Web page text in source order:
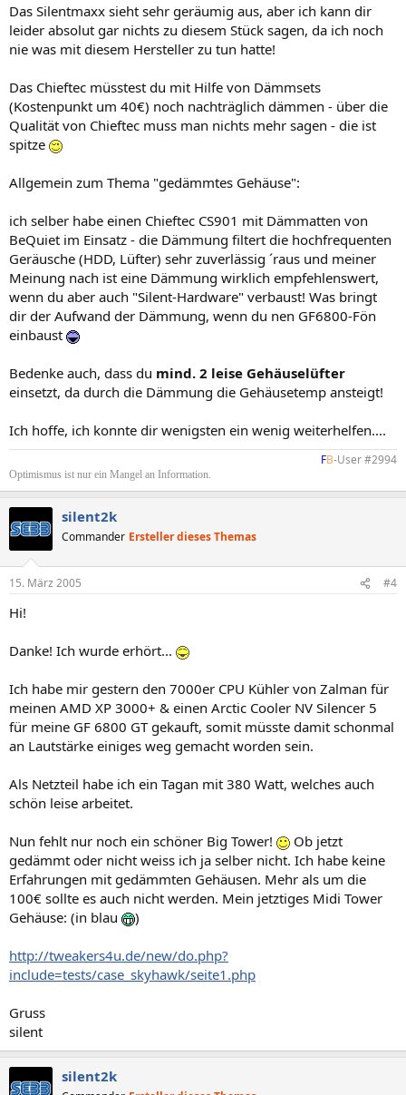
Das Silentmaxx sieht sehr geräumig aus, aber ich kann dir
leider absolut gar nichts zu diesem Stück sagen, da ich noch
nie was mit diesem Hersteller zu tun hatte!
Das Chieftec müsstest du mit Hilfe von Dämmsets
(Kostenpunkt um 40€) noch nachträglich dämmen - über die
Qualität von Chieftec muss man nichts mehr sagen - die ist
spitze
Allgemein zum Thema "gedämmtes Gehäuse":
ich selber habe einen Chieftec CS901 mit Dämmatten von
BeQuiet im Einsatz - die Dämmung filtert die hochfrequenten
Geräusche (HDD, Lüfter) sehr zuverlässig ´raus und meiner
Meinung nach ist eine Dämmung wirklich empfehlenswert,
wenn du aber auch "Silent-Hardware" verbaust! Was bringt
dir der Aufwand der Dämmung, wenn du nen GF6800-Fön
einbaust
Bedenke auch, dass du mind. 2 leise Gehäuselüfter
einsetzt, da durch die Dämmung die Gehäusetemp ansteigt!
Ich hoffe, ich konnte dir wenigsten ein wenig weiterhelfen....
FB-User #2994​
Optimismus ist nur ein Mangel an Information.
silent2k
Commander Ersteller dieses Themas
15. März 2005 #4
Hi!
Danke! Ich wurde erhört...
Ich habe mir gestern den 7000er CPU Kühler von Zalman für
meinen AMD XP 3000+ & einen Arctic Cooler NV Silencer 5
für meine GF 6800 GT gekauft, somit müsste damit schonmal
an Lautstärke einiges weg gemacht worden sein.
Als Netzteil habe ich ein Tagan mit 380 Watt, welches auch
schön leise arbeitet.
Nun fehlt nur noch ein schöner Big Tower!
Ob jetzt
gedämmt oder nicht weiss ich ja selber nicht. Ich habe keine
Erfahrungen mit gedämmten Gehäusen. Mehr als um die
100€ sollte es auch nicht werden. Mein jetztiges Midi Tower
Gehäuse: (in blau
)
http://tweakers4u.de/new/do.php?
include=tests/case_skyhawk/seite1.php
Gruss
silent
silent2k